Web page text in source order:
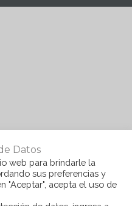
Datos
web para brindarle la
sus preferencias y
"Aceptar", acepta el uso de